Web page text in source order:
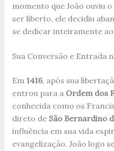
momento que João ouviu
ser liberto, ele decidiu
se dedicar inteiramente
Sua Conversão e Entrada
Em 1416, após sua
entrou para a Ordem dos
conhecida como os
direto de São Bernardino
influência em sua vida
evangelização. João logo